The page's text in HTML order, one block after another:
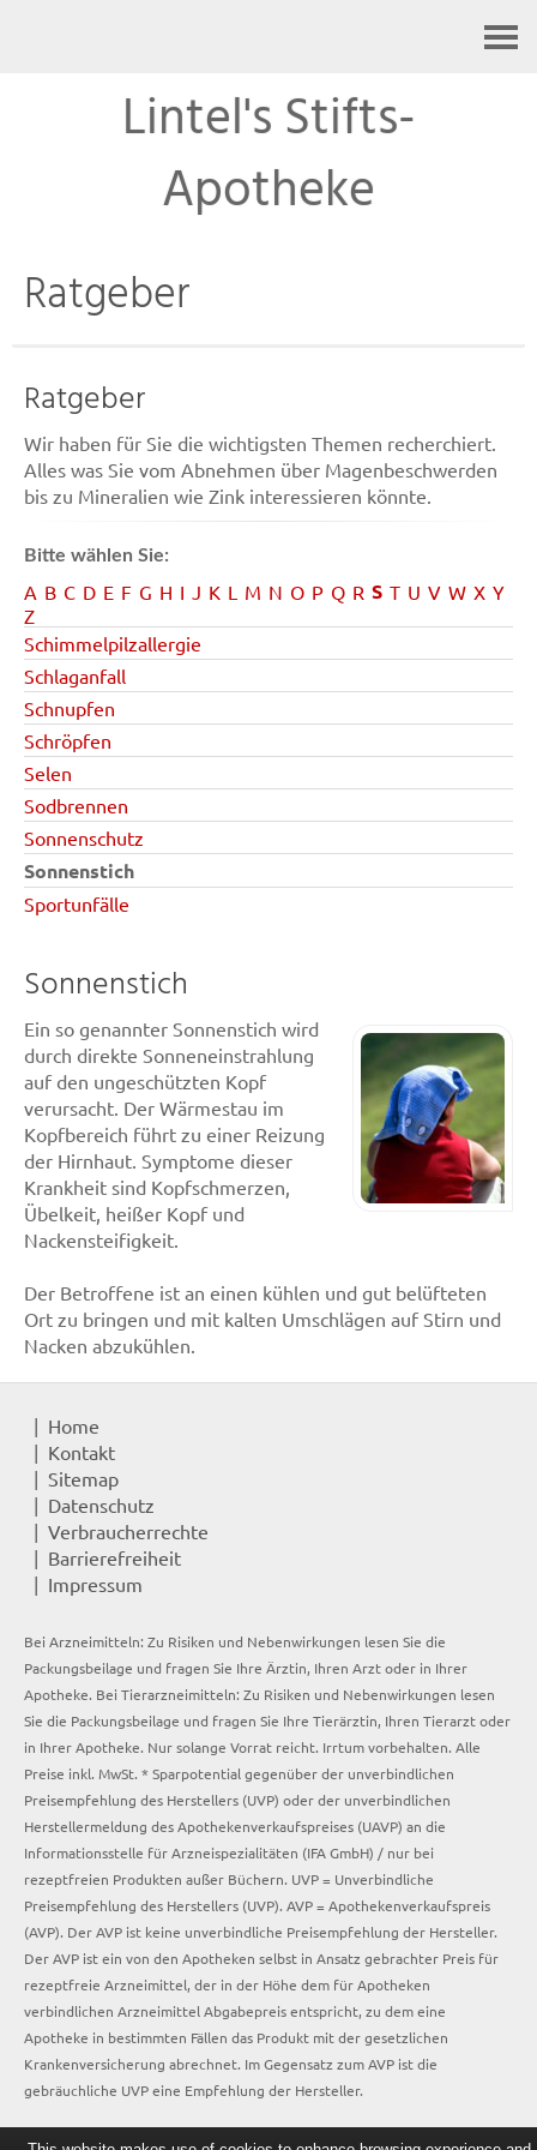
Lintel's Stifts-
Apotheke
Ratgeber
Ratgeber
Wir haben für Sie die wichtigsten Themen recherchiert.
Alles was Sie vom Abnehmen über Magenbeschwerden
bis zu Mineralien wie Zink interessieren könnte.
Bitte wählen Sie:
A B C D E F G H I J K L M N O P Q R S T U V W X Y
Z
Schimmelpilzallergie
Schlaganfall
Schnupfen
Schröpfen
Selen
Sodbrennen
Sonnenschutz
Sonnenstich
Sportunfälle
Sonnenstich
Ein so genannter Sonnenstich wird
durch direkte Sonneneinstrahlung
auf den ungeschützten Kopf
verursacht. Der Wärmestau im
Kopfbereich führt zu einer Reizung
der Hirnhaut. Symptome dieser
Krankheit sind Kopfschmerzen,
Übelkeit, heißer Kopf und
Nackensteifigkeit.
Der Betroffene ist an einen kühlen und gut belüfteten
Ort zu bringen und mit kalten Umschlägen auf Stirn und
Nacken abzukühlen.
Home
Kontakt
Sitemap
Datenschutz
Verbraucherrechte
Barrierefreiheit
Impressum
Bei Arzneimitteln: Zu Risiken und Nebenwirkungen lesen Sie die
Packungsbeilage und fragen Sie Ihre Ärztin, Ihren Arzt oder in Ihrer
Apotheke. Bei Tierarzneimitteln: Zu Risiken und Nebenwirkungen lesen
Sie die Packungsbeilage und fragen Sie Ihre Tierärztin, Ihren Tierarzt oder
in Ihrer Apotheke. Nur solange Vorrat reicht. Irrtum vorbehalten. Alle
Preise inkl. MwSt. * Sparpotential gegenüber der unverbindlichen
Preisempfehlung des Herstellers (UVP) oder der unverbindlichen
Herstellermeldung des Apothekenverkaufspreises (UAVP) an die
Informationsstelle für Arzneispezialitäten (IFA GmbH) / nur bei
rezeptfreien Produkten außer Büchern. UVP = Unverbindliche
Preisempfehlung des Herstellers (UVP). AVP = Apothekenverkaufspreis
(AVP). Der AVP ist keine unverbindliche Preisempfehlung der Hersteller.
Der AVP ist ein von den Apotheken selbst in Ansatz gebrachter Preis für
rezeptfreie Arzneimittel, der in der Höhe dem für Apotheken
verbindlichen Arzneimittel Abgabepreis entspricht, zu dem eine
Apotheke in bestimmten Fällen das Produkt mit der gesetzlichen
Krankenversicherung abrechnet. Im Gegensatz zum AVP ist die
gebräuchliche UVP eine Empfehlung der Hersteller.